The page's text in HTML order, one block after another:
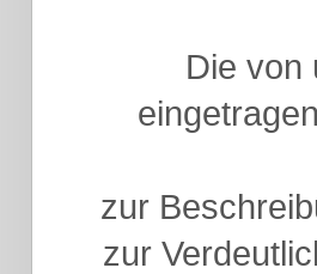
Die von
zur
zur